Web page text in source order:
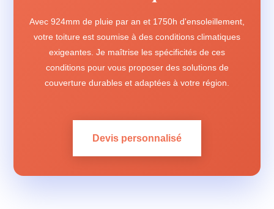
Avec 924mm de pluie par an et 1750h d'ensoleillement,
votre toiture est soumise à des conditions climatiques
exigeantes. Je maîtrise les spécificités de ces
conditions pour vous proposer des solutions de
couverture durables et adaptées à votre région.
Devis personnalisé